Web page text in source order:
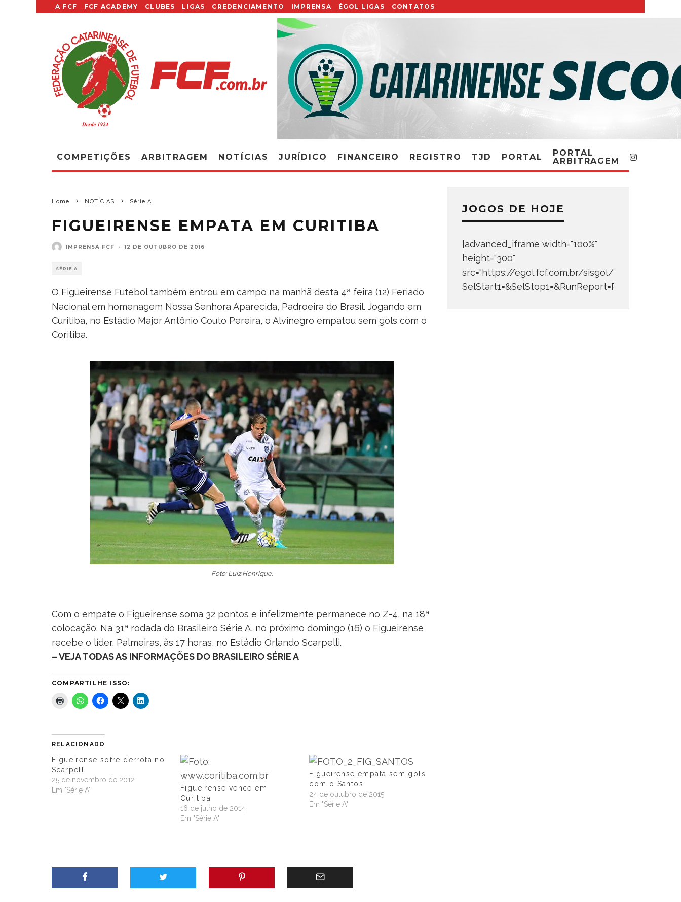
A FCF FCF ACADEMY CLUBES LIGAS CREDENCIAMENTO IMPRENSA ÉGOL LIGAS CONTATOS
COMPETIÇÕES ARBITRAGEM NOTÍCIAS JURÍDICO FINANCEIRO REGISTRO TJD PORTAL
PORTAL
ARBITRAGEM
Home NOTÍCIAS Série A
FIGUEIRENSE EMPATA EM CURITIBA
IMPRENSA FCF · 12 DE OUTUBRO DE 2016
SÉRIE A
O Figueirense Futebol também entrou em campo na manhã desta 4ª feira (12) Feriado
Nacional em homenagem Nossa Senhora Aparecida, Padroeira do Brasil. Jogando em
Curitiba, no Estádio Major Antônio Couto Pereira, o Alvinegro empatou sem gols com o
Coritiba.
Foto: Luiz Henrique.
Com o empate o Figueirense soma 32 pontos e infelizmente permanece no Z-4, na 18ª
colocação. Na 31ª rodada do Brasileiro Série A, no próximo domingo (16) o Figueirense
recebe o líder, Palmeiras, às 17 horas, no Estádio Orlando Scarpelli.
– VEJA TODAS AS INFORMAÇÕES DO BRASILEIRO SÉRIE A
COMPARTILHE ISSO:
RELACIONADO
Figueirense sofre derrota no
Scarpelli
25 de novembro de 2012
Em "Série A"
Figueirense vence em
Curitiba
16 de julho de 2014
Em "Série A"
Figueirense empata sem gols
com o Santos
24 de outubro de 2015
Em "Série A"
JOGOS DE HOJE
[advanced_iframe width="100%"
height="300"
src="https://egol.fcf.com.br/sisgol/
SelStart1=&SelStop1=&RunReport=Run+Report"]